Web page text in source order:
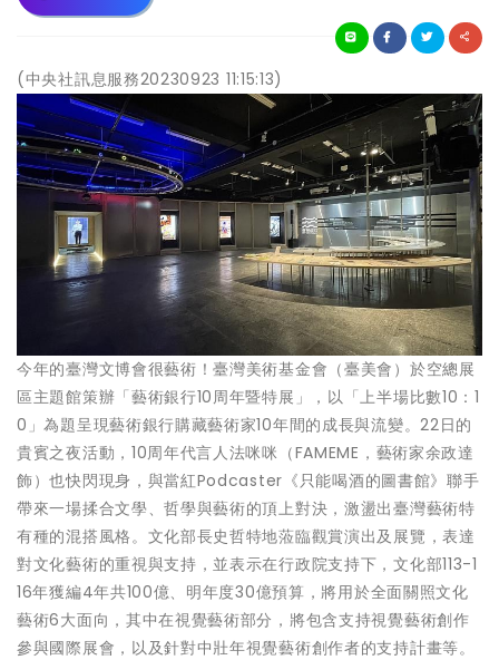
(中央社訊息服務20230923 11:15:13)
今年的臺灣文博會很藝術！臺灣美術基金會（臺美會）於空總展
區主題館策辦「藝術銀行10周年暨特展」，以「上半場比數10：1
0」為題呈現藝術銀行購藏藝術家10年間的成長與流變。22日的
貴賓之夜活動，10周年代言人法咪咪（FAMEME，藝術家余政達
飾）也快閃現身，與當紅Podcaster《只能喝酒的圖書館》聯手
帶來一場揉合文學、哲學與藝術的頂上對決，激盪出臺灣藝術特
有種的混搭風格。文化部長史哲特地蒞臨觀賞演出及展覽，表達
對文化藝術的重視與支持，並表示在行政院支持下，文化部113-1
16年獲編4年共100億、明年度30億預算，將用於全面關照文化
藝術6大面向，其中在視覺藝術部分，將包含支持視覺藝術創作
參與國際展會，以及針對中壯年視覺藝術創作者的支持計畫等。